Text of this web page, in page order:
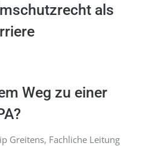
als
Weg zu einer
Greitens, Fachliche Leitung